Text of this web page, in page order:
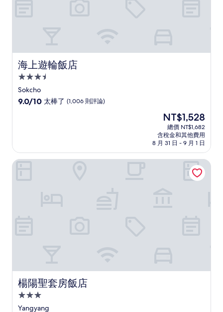
海上遊輪飯店
海上遊輪飯店
3.5
星
級
Sokcho
9.0
太
棒
9.0/10 太棒了 (1,006 則評論)
現
在
價
格
為
NT$1,528
NT$1,528
總價 NT$1,682
含稅金和其他費用
8 月 31 日 - 9 月 1 日
楊陽聖套房飯店
楊陽聖套房飯店
3.0
星
Yangyang
楊陽聖套房飯店